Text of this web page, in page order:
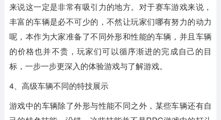
来说这一定是非常有吸引力的地方。对于赛车游戏来说，
丰富的车辆是必不可少的，不然让玩家们哪有努力的动力
呢，本作为大家准备了不同外形和性能的车辆，并且车辆
的价格也并不贵，玩家们可以循序渐进的完成自己的目
标，一步一步更深入的体验游戏与了解游戏。
4、高级车辆不同的特技展示
游戏中的车辆除了外形与性能不同之外，某些车辆还有自